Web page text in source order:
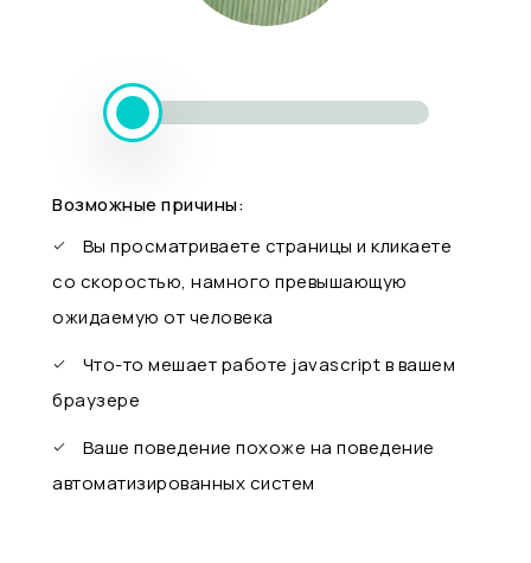
Возможные причины:
Вы просматриваете страницы и кликаете
со скоростью, намного превышающую
ожидаемую от человека
Что-то мешает работе javascript в вашем
браузере
Ваше поведение похоже на поведение
автоматизированных систем